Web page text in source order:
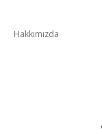
Hakkımızda